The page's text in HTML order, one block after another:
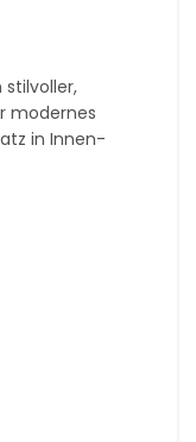
stilvoller,
modernes
in Innen-